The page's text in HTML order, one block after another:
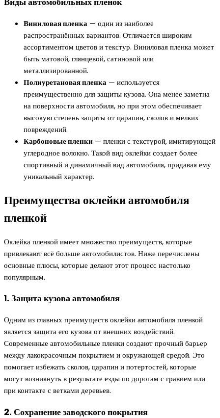
Виниловая пленка — один из наиболее
распространённых вариантов. Отличается широким
ассортиментом цветов и текстур. Виниловая пленка может
быть матовой, глянцевой, сатиновой или
металлизированной.
Полиуретановая пленка — используется
преимущественно для защиты кузова. Она менее заметна
на поверхности автомобиля, но при этом обеспечивает
высокую степень защиты от царапин, сколов и мелких
повреждений.
Карбоновые пленки — пленки с текстурой, имитирующей
углеродное волокно. Такой вид оклейки создает более
спортивный и динамичный вид автомобиля, придавая ему
уникальный характер.
Преимущества оклейки автомобиля
пленкой
Оклейка пленкой имеет множество преимуществ, которые
привлекают всё больше автомобилистов. Ниже перечислены
основные плюсы, которые делают этот процесс настолько
популярным.
1. Защита кузова автомобиля
Одним из главных преимуществ оклейки автомобиля пленкой
является защита его кузова от внешних воздействий.
Современные автомобильные пленки создают прочный барьер
между лакокрасочным покрытием и окружающей средой. Это
помогает избежать сколов, царапин и потертостей, которые
могут возникнуть в результате езды по дорогам с гравием или
при контакте с ветками деревьев.
2. Сохранение заводского покрытия